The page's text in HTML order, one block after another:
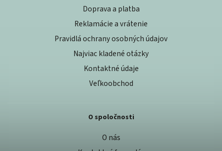
Doprava a platba
Reklamácie a vrátenie
Pravidlá ochrany osobných údajov
Najviac kladené otázky
Kontaktné údaje
Veľkoobchod
O spoločnosti
O nás